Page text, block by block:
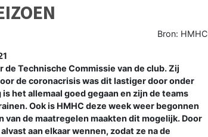
Bron: HMHC
Technische Commissie van de club. Zij
de coronacrisis was dit lastiger door onder
het allemaal goed gegaan en zijn de teams
Ook is HMHC deze week weer begonnen
de maatregelen maakten dit mogelijk. Door
aan elkaar wennen, zodat ze na de